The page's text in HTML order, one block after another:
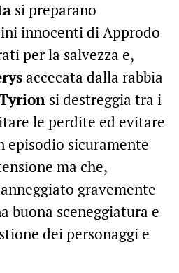
si preparano
innocenti di Approdo
per la salvezza e,
accecata dalla rabbia
si destreggia tra i
le perdite ed evitare
episodio sicuramente
ma che,
gravemente
buona sceneggiatura e
dei personaggi e